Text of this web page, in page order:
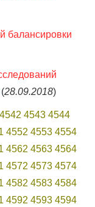
балансировки
(28.09.2018)
4542 4543 4544
4552 4553 4554
4562 4563 4564
4572 4573 4574
4582 4583 4584
4592 4593 4594